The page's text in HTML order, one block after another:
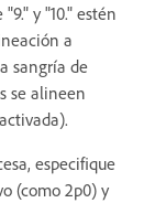
y "10." estén
a
sangría de
se alineen
especifique
(como 2p0) y